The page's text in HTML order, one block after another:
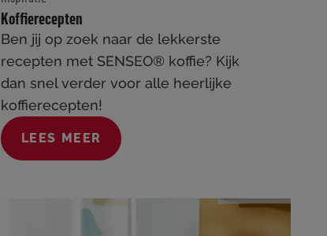
Koffierecepten
Ben jij op zoek naar de lekkerste
recepten met SENSEO® koffie? Kijk
dan snel verder voor alle heerlijke
koffierecepten!
LEES MEER